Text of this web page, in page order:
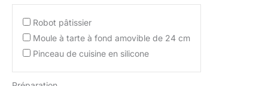
Robot pâtissier
Moule à tarte à fond amovible de 24 cm
Pinceau de cuisine en silicone